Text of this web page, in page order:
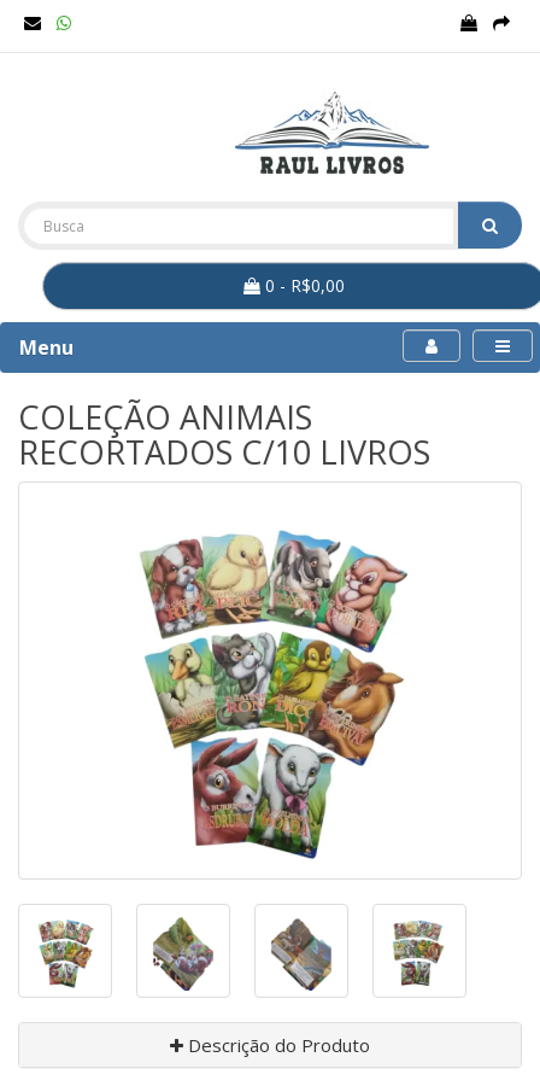
0 - R$0,00
Menu
COLEÇÃO ANIMAIS
RECORTADOS C/10 LIVROS
Descrição do Produto